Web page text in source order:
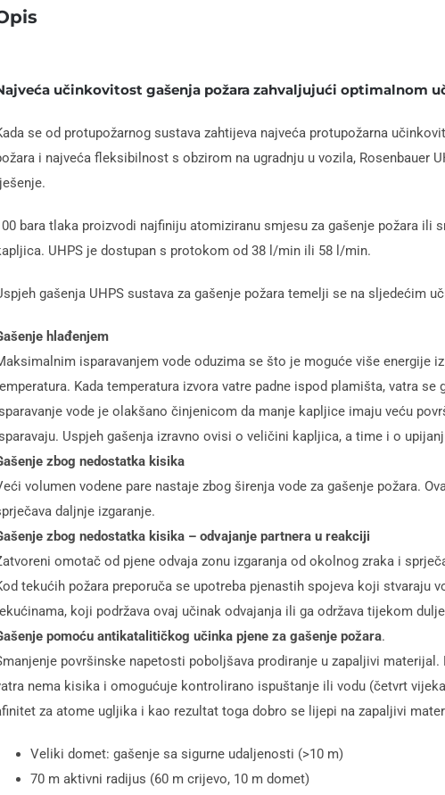
učinkovitost gašenja požara zahvaljujući optimalnom
se od protupožarnog sustava zahtijeva najveća protupožarna
i najveća fleksibilnost s obzirom na ugradnju u vozila, Rosenbauer
bara tlaka proizvodi najfiniju atomiziranu smjesu za gašenje požara ili
UHPS je dostupan s protokom od 38 l/min ili 58 l/min.
gašenja UHPS sustava za gašenje požara temelji se na sljedećim
hlađenjem
isparavanjem vode oduzima se što je moguće više energije
Kada temperatura izvora vatre padne ispod plamišta, vatra se
vode je olakšano činjenicom da manje kapljice imaju veću
Uspjeh gašenja izravno ovisi o veličini kapljica, a time i o
zbog nedostatka kisika
volumen vodene pare nastaje zbog širenja vode za gašenje požara.
daljnje izgaranje.
zbog nedostatka kisika – odvajanje partnera u reakciji
omotač od pjene odvaja zonu izgaranja od okolnog zraka i
tekućih požara preporuča se upotreba pjenastih spojeva koji stvaraju
koji podržava ovaj učinak odvajanja ili ga održava tijekom
pomoću antikatalitičkog učinka pjene za gašenje požara.
površinske napetosti poboljšava prodiranje u zapaljivi
nema kisika i omogućuje kontrolirano ispuštanje ili vodu (četvrt
za atome ugljika i kao rezultat toga dobro se lijepi na zapaljivi
Veliki domet: gašenje sa sigurne udaljenosti (>10 m)
70 m aktivni radijus (60 m crijevo, 10 m domet)